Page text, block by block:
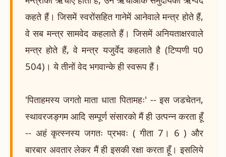
कहते हैं। जिसमें स्वरोंसहित गानेमें आनेवाले मन्त्र होते हैं,
वे सब मन्त्र सामवेद कहलाते हैं। जिसमें अनियताक्षरवाले
मन्त्र होते हैं, वे मन्त्र यजुर्वेद कहलाते है (टिप्पणी प0
504)। ये तीनों वेद भगवान्के ही स्वरूप हैं।
'पिताहमस्य जगतो माता धाता पितामहः' -- इस जडचेतन,
स्थावरजङ्गम आदि सम्पूर्ण संसारको मैं ही उत्पन्न करता हूँ
-- अहं कृत्स्नस्य जगतः प्रभवः ( गीता 7। 6 ) और
बारबार अवतार लेकर मैं ही इसकी रक्षा करता हूँ। इसलिये